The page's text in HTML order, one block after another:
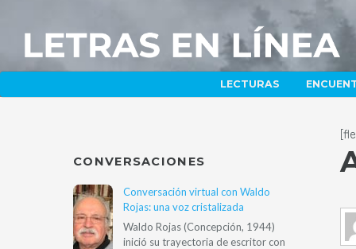
LECTURAS
CONVERSACIONES
Conversación virtual con Waldo
Rojas: una voz cristalizada
Waldo Rojas (Concepción, 1944)
inició su trayectoria de escritor con